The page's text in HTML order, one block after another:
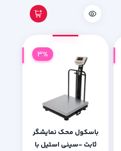
باسکول محک نمایشگر
ثابت -سینی استیل با
3%